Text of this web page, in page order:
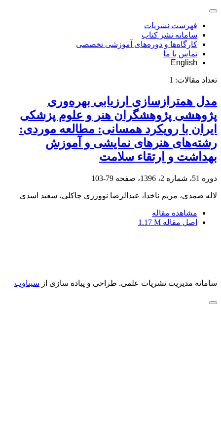
فهرست نشریات
سامانه نشر کتاب
کارگاه‌ها و دوره‌های آموزشی تخصصی
تماس با ما
English
تعداد مقالات: 1
مدل همترازسازی ارزیابی بهره‌وری
پژوهشی پژوهشگران هنر و علوم پزشکی
ایران با رویکرد همسانی: مطالعه موردی:
رشته‌های هنرهای نمایشی و آموزش
بهداشت و ارتقاء سلامت
دوره 51، شماره 2، 1396، صفحه 79-103
لاله صمدی، مریم ناخدا، عبدالرضا نوورزی چاکلی، سعید اسدی
مشاهده مقاله
اصل مقاله 1.17 M
سامانه مدیریت نشریات علمی. طراحی و پیاده سازی از سیناوب